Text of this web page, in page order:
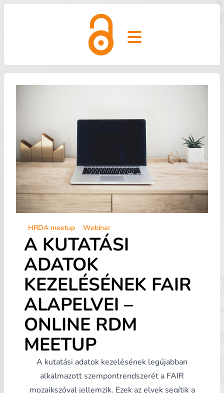
Open main menu
HRDA meetup Webinar
A KUTATÁSI
ADATOK
KEZELÉSÉNEK FAIR
ALAPELVEI –
ONLINE RDM
MEETUP
A kutatási adatok kezelésének legújabban
alkalmazott szempontrendszerét a FAIR
mozaikszóval jellemzik. Ezek az elvek segítik a